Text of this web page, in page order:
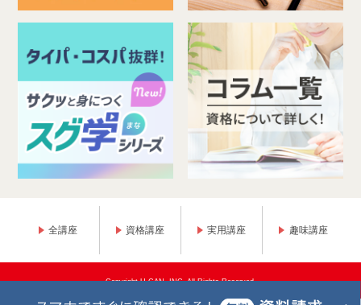
全講座 資格講座 実用講座 趣味講座
Copyright U-CAN, INC. All Rights Reserved.